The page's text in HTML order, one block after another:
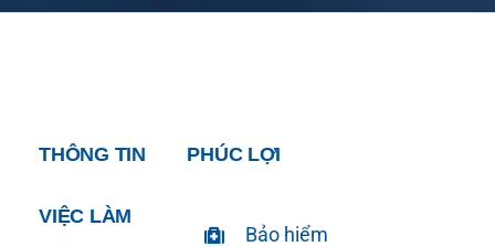
THÔNG TIN
VIỆC LÀM
PHÚC LỢI
Bảo hiểm